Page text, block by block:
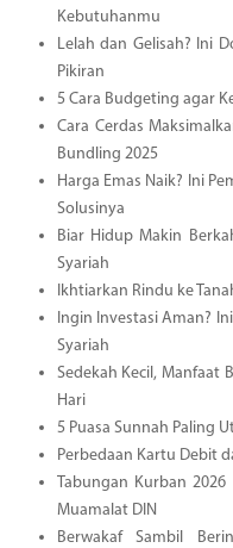
Kebutuhanmu
Lelah dan Gelisah? Ini
Pikiran
5 Cara Budgeting agar
Cara Cerdas
Bundling 2025
Harga Emas Naik? Ini
Solusinya
Biar Hidup Makin
Syariah
Ikhtiarkan Rindu ke
Ingin Investasi Aman?
Syariah
Sedekah Kecil, Manfaat
Hari
5 Puasa Sunnah Paling
Perbedaan Kartu Debit
Tabungan Kurban
Muamalat DIN
Berwakaf Sambil